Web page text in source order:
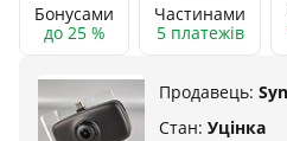
Бонусами
до 25 %
Частинами
5 платежів
Продавець:
Стан: Уцінка